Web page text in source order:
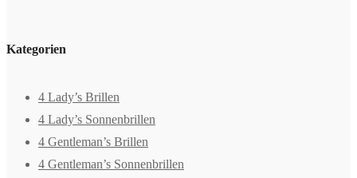
Kategorien
4 Lady’s Brillen
4 Lady’s Sonnenbrillen
4 Gentleman’s Brillen
4 Gentleman’s Sonnenbrillen